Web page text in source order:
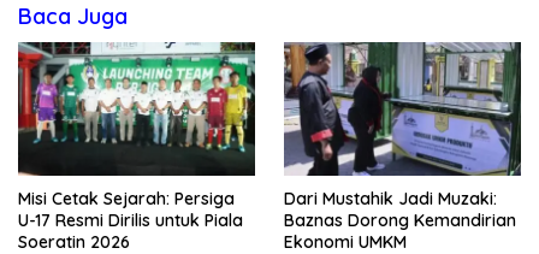
Baca Juga
Misi Cetak Sejarah: Persiga
U-17 Resmi Dirilis untuk Piala
Soeratin 2026
Dari Mustahik Jadi Muzaki:
Baznas Dorong Kemandirian
Ekonomi UMKM